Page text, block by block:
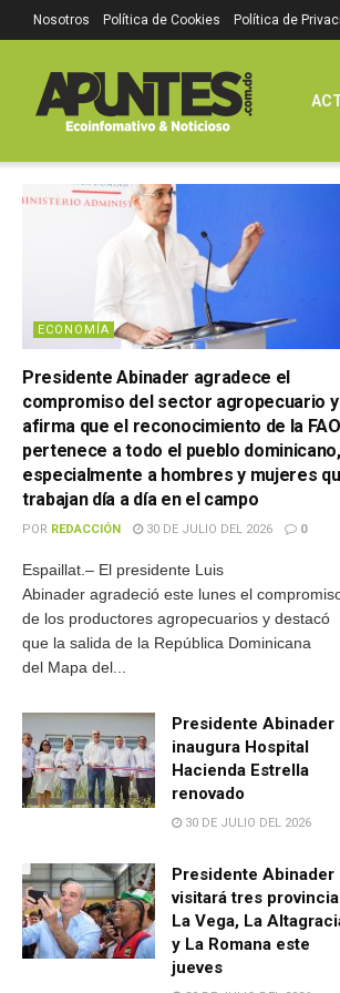
ECONOMÍA
Presidente Abinader agradece el
compromiso del sector agropecuario y
afirma que el reconocimiento de la FAO
pertenece a todo el pueblo dominicano,
especialmente a hombres y mujeres
trabajan día a día en el campo
POR REDACCIÓN 30 DE JULIO DEL 2026 0
Espaillat.– El presidente Luis
Abinader agradeció este lunes el
de los productores agropecuarios y destacó
que la salida de la República Dominicana
del Mapa del...
Presidente Abinader
inaugura Hospital
Hacienda Estrella
renovado
30 DE JULIO DEL 2026
Presidente Abinader
visitará tres
La Vega, La
y La Romana este
jueves
Nosotros Política de Cookies Política de